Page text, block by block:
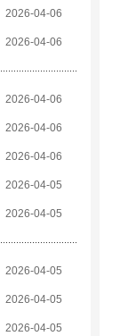
2026-04-06
2026-04-06
2026-04-06
2026-04-06
2026-04-06
2026-04-05
2026-04-05
2026-04-05
2026-04-05
2026-04-05